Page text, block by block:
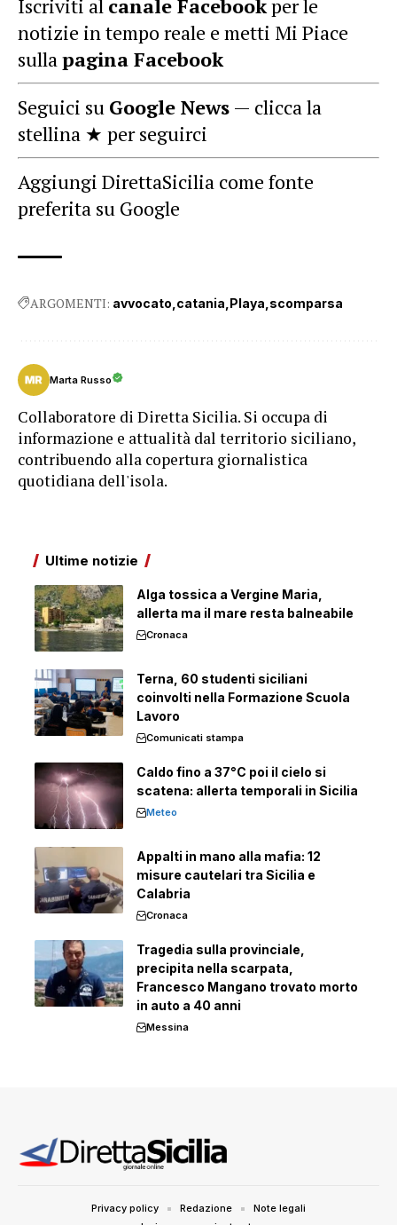
Iscriviti al canale Facebookper le
notizie in tempo reale e metti Mi Piace
sullapagina Facebook
Seguici su Google News — clicca la
stellina ★ per seguirci
Aggiungi DirettaSicilia come fonte
preferita su Google
ARGOMENTI: avvocato catania Playa scomparsa
Marta Russo
Collaboratore di Diretta Sicilia. Si occupa di
informazione e attualità dal territorio siciliano,
contribuendo alla copertura giornalistica
quotidiana dell'isola.
Ultime notizie
Alga tossica a Vergine Maria,
allerta ma il mare resta balneabile
Cronaca
Terna, 60 studenti siciliani
coinvolti nella Formazione Scuola
Lavoro
Comunicati stampa
Caldo fino a 37°C poi il cielo si
scatena: allerta temporali in Sicilia
Meteo
Appalti in mano alla mafia: 12
misure cautelari tra Sicilia e
Calabria
Cronaca
Tragedia sulla provinciale,
precipita nella scarpata,
Francesco Mangano trovato morto
in auto a 40 anni
Messina
Privacy policy Redazione
Note legali